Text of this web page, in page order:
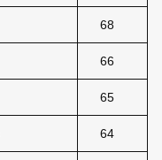
68
66
65
64